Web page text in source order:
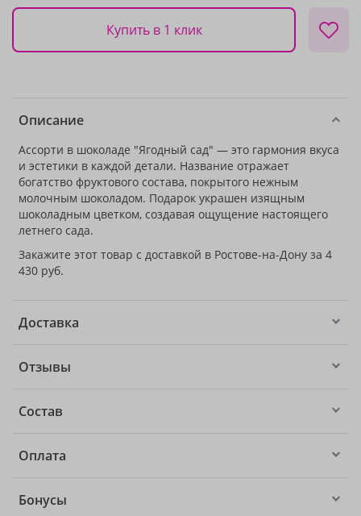
Купить в 1 клик
Описание
Ассорти в шоколаде "Ягодный сад" — это гармония вкуса
и эстетики в каждой детали. Название отражает
богатство фруктового состава, покрытого нежным
молочным шоколадом. Подарок украшен изящным
шоколадным цветком, создавая ощущение настоящего
летнего сада.
Закажите этот товар с доставкой в Ростове-на-Дону за 4
430 руб.
Доставка
Отзывы
Состав
Оплата
Бонусы